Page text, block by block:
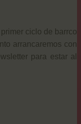
ciclo de barrco
arrancaremos con
para estar al